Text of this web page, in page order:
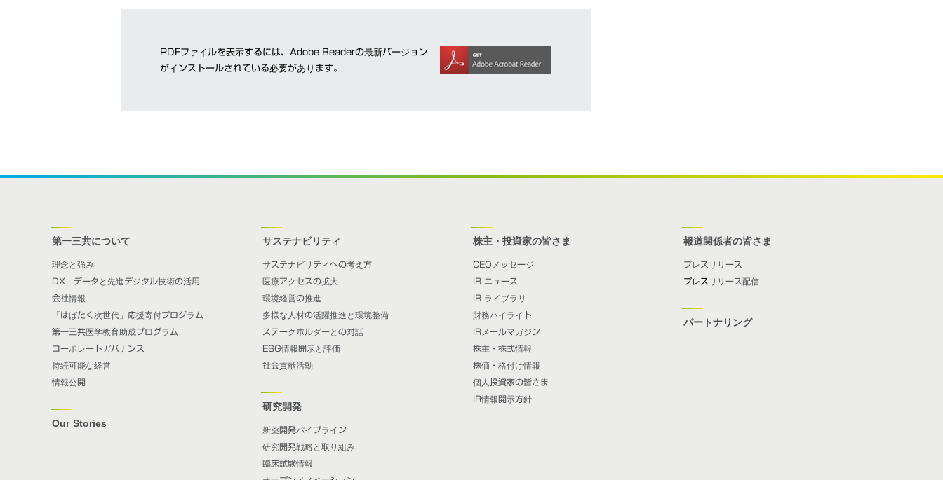
PDFファイルを表示するには、Adobe Readerの最新バージョン
がインストールされている必要があります。
第一三共について
理念と強み
DX - データと先進デジタル技術の活用
会社情報
「はばたく次世代」応援寄付プログラム
第一三共医学教育助成プログラム
コーポレートガバナンス
持続可能な経営
情報公開
Our Stories
サステナビリティ
サステナビリティへの考え方
医療アクセスの拡大
環境経営の推進
多様な人材の活躍推進と環境整備
ステークホルダーとの対話
ESG情報開示と評価
社会貢献活動
研究開発
新薬開発パイプライン
研究開発戦略と取り組み
臨床試験情報
株主・投資家の皆さま
CEOメッセージ
IR ニュース
IR ライブラリ
財務ハイライト
IRメールマガジン
株主・株式情報
株価・格付け情報
個人投資家の皆さま
IR情報開示方針
報道関係者の皆さま
プレスリリース
プレス リリース配信
パートナリング